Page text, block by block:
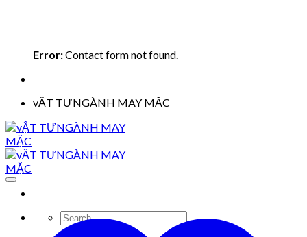
Error:Contact form not found.
vẬT TƯNGÀNH MAY MẶC
Search
for: